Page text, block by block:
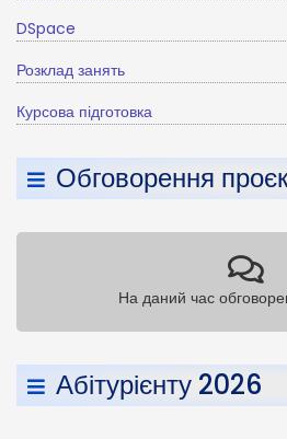
DSpace
Розклад занять
Курсова підготовка
Обговорення
На даний час
Абітурієнту 2026